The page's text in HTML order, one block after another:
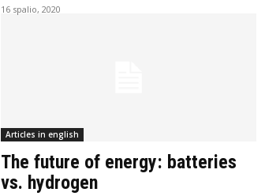
16 spalio, 2020
Articles in english
The future of energy: batteries
vs. hydrogen